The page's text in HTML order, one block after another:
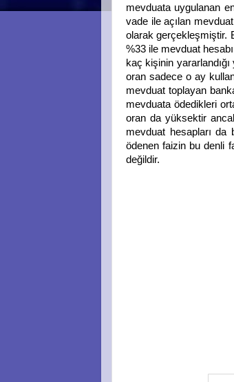
mevduata uygulanan
vade ile açılan
olarak gerçekleşmiştir.
%33 ile mevduat
kaç kişinin
oran sadece o ay
mevduat toplayan
mevduata ödedikleri
oran da yüksektir
mevduat hesapları da
ödenen faizin bu denli
değildir.